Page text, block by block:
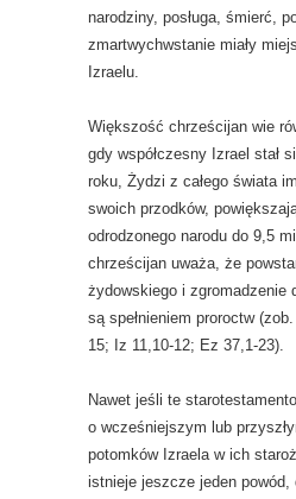
narodziny, posługa, śmierć,
zmartwychwstanie miały
Izraelu.
Większość chrześcijan wie
gdy współczesny Izrael stał
roku, Żydzi z całego świata
swoich przodków,
odrodzonego narodu do 9,5
chrześcijan uważa, że
żydowskiego i zgromadzenie
są spełnieniem proroctw
15; Iz 11,10-12; Ez 37,1-23).
Nawet jeśli te
o wcześniejszym lub
potomków Izraela w ich
istnieje jeszcze jeden powód,